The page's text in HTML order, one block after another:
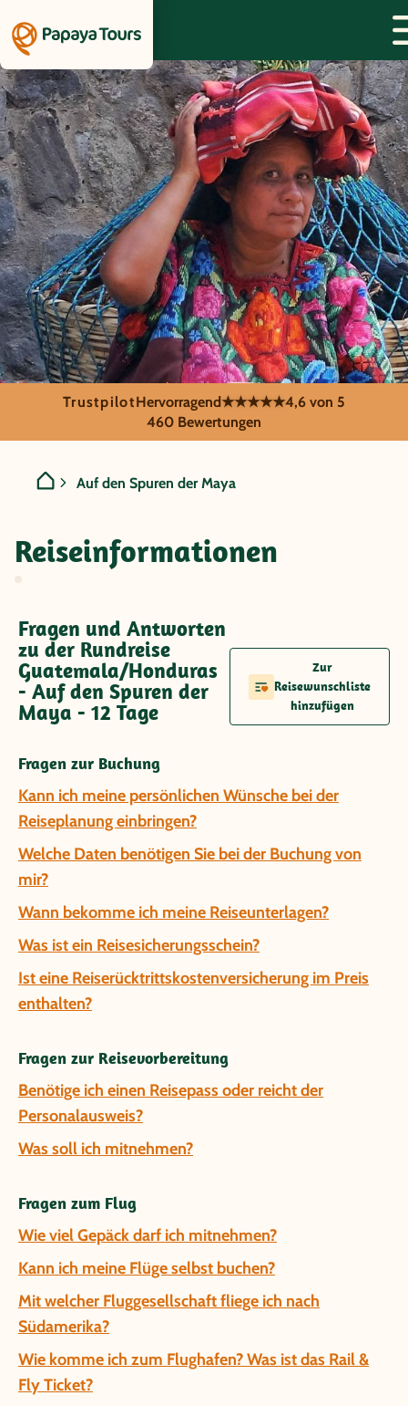
Guatemala/Honduras -
TrustpilotHervorragend★★★★★4,6 von 5
460 Bewertungen
Auf den Spuren der Maya
Reiseinformationen
Fragen und Antworten
zu der Rundreise
Guatemala/Honduras
- Auf den Spuren der
Maya - 12 Tage
Zur
Reisewunschliste
hinzufügen
Fragen zur Buchung
Kann ich meine persönlichen Wünsche bei der
Reiseplanung einbringen?
Welche Daten benötigen Sie bei der Buchung von
mir?
Wann bekomme ich meine Reiseunterlagen?
Was ist ein Reisesicherungsschein?
Ist eine Reiserücktrittskostenversicherung im Preis
enthalten?
Fragen zur Reisevorbereitung
Benötige ich einen Reisepass oder reicht der
Personalausweis?
Was soll ich mitnehmen?
Fragen zum Flug
Wie viel Gepäck darf ich mitnehmen?
Kann ich meine Flüge selbst buchen?
Mit welcher Fluggesellschaft fliege ich nach
Südamerika?
Wie komme ich zum Flughafen? Was ist das Rail &
Fly Ticket?